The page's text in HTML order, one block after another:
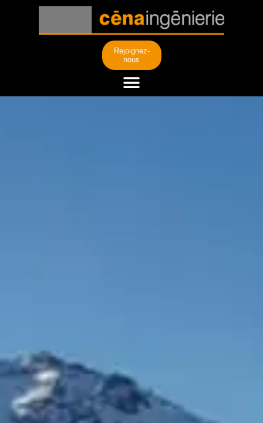
Rejoignez-
nous